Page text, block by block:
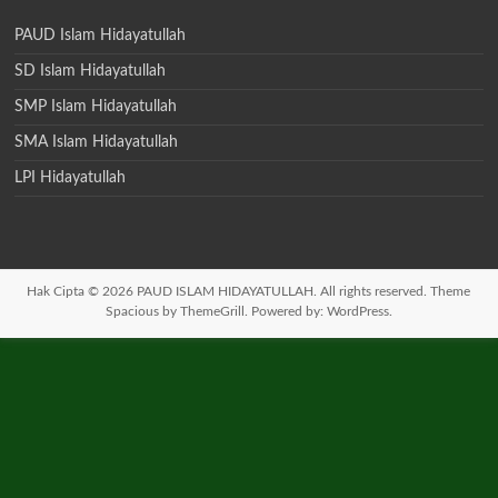
PAUD Islam Hidayatullah
SD Islam Hidayatullah
SMP Islam Hidayatullah
SMA Islam Hidayatullah
LPI Hidayatullah
Hak Cipta © 2026 PAUD ISLAM HIDAYATULLAH . All rights reserved. Theme
Spaciousby ThemeGrill. Powered by: WordPress.